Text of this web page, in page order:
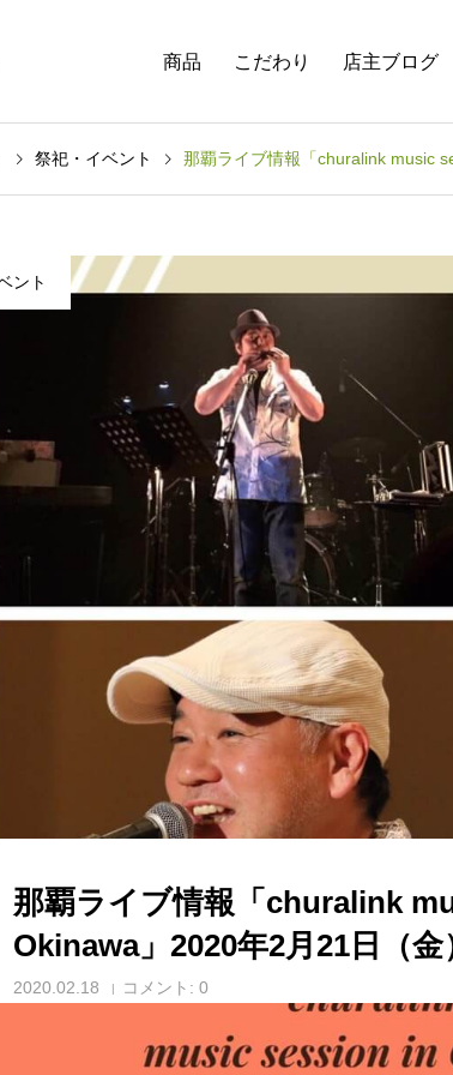
商品 こだわり 店主ブログ
祭祀・イベント 那覇ライブ情報「churalink music
ント
那覇ライブ情報「churalink
Okinawa」2020年2月21日（金
2020.02.18 コメント: 0